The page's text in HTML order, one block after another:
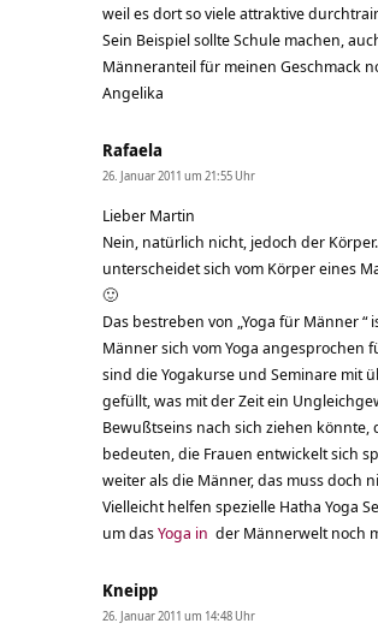
weil es dort so viele attraktive
Sein Beispiel sollte Schule machen,
Männeranteil für meinen Geschmack
Angelika
Rafaela
26. Januar 2011 um 21:55 Uhr
Lieber Martin
Nein, natürlich nicht, jedoch der
unterscheidet sich vom Körper eines
🙂
Das bestreben von „Yoga für Männer “
Männer sich vom Yoga angesprochen
sind die Yogakurse und Seminare mit
gefüllt, was mit der Zeit ein
Bewußtseins nach sich ziehen könnte,
bedeuten, die Frauen entwickelt sich
weiter als die Männer, das muss doch
Vielleicht helfen spezielle Hatha Yoga
um dasYoga in der Männerwelt noch
Kneipp
26. Januar 2011 um 14:48 Uhr